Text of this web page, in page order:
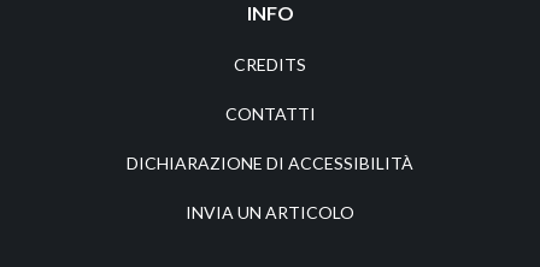
INFO
CREDITS
CONTATTI
DICHIARAZIONE DI ACCESSIBILITÀ
INVIA UN ARTICOLO